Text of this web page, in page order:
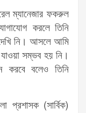
ম্যানেজার ফকরুল
করলে তিনি
নি। আসলে আমি
সম্ভব হয় নি।
করবে বলেও তিনি
প্রশাসক (সার্বিক)